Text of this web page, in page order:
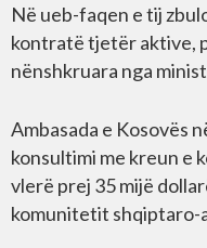
Në ueb-faqen e tij
kontratë tjetër aktive,
nënshkruara nga
Ambasada e Kosovës
konsultimi me kreun e
vlerë prej 35 mijë
komunitetit shqiptaro-